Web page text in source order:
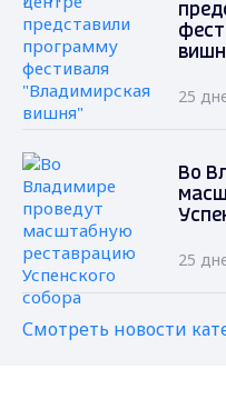
25
Во
25
Смотреть новости